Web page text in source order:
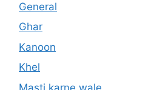
General
Ghar
Kanoon
Khel
Masti karne wale